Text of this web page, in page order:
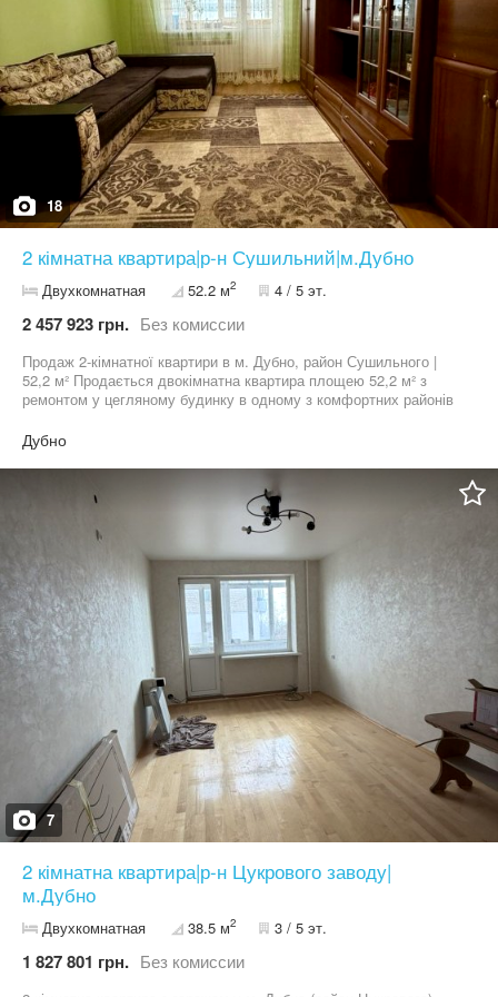
18
2 кімнатна квартира|р-н Сушильний|м.Дубно
Двухкомнатная 52.2 м2 4 / 5 эт.
2 457 923 грн. Без комиссии
Продаж 2-кімнатної квартири в м. Дубно, район Сушильного |
52,2 м² Продається двокімнатна квартира площею 52,2 м² з
ремонтом у цегляному будинку в одному з комфортних районів
поверсі з 5, внутрішня, дуже тепла та світла. Основні переваги:
автономне опалення якісний житловий стан роздільне
планування просторі коридори з гардеробною роздільний
санвузол Кухня: світла та простора на підлозі плитка
встановлено двокамерний електричний газовий котел додатково
— бойлер кухонні меблі залишаються Кімнати: вітальня та
спальня з окремими виходами на лоджії дві вигідні засклені
лоджії обидві лоджії обшиті дерев’яною вагонкою у кімнатах —
ламінат У будинку створено ОСББ, чистий під’їзд, доглянута
прибудинкова територія. Зручна локація: поруч магазини,
зупинки, школа, садочок та інша інфраструктура.
Дубно
7
2 кімнатна квартира|р-н Цукрового заводу|
м.Дубно
Двухкомнатная 38.5 м2 3 / 5 эт.
1 827 801 грн. Без комиссии